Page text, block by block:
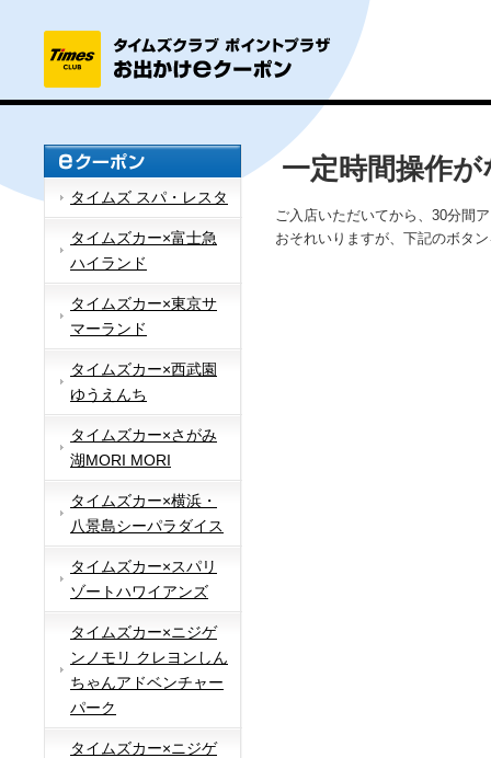
タイムズ スパ・レスタ
タイムズカー×富士急
ハイランド
タイムズカー×東京サ
マーランド
タイムズカー×西武園
ゆうえんち
タイムズカー×さがみ
湖MORI MORI
タイムズカー×横浜・
八景島シーパラダイス
タイムズカー×スパリ
ゾートハワイアンズ
タイムズカー×ニジゲ
ンノモリ クレヨンしん
ちゃんアドベンチャー
パーク
タイムズカー×ニジゲ
一定時間操作
ご入店いただいてから、30分間
おそれいりますが、下記のボタ